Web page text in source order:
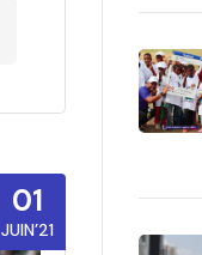
01
JUIN’21